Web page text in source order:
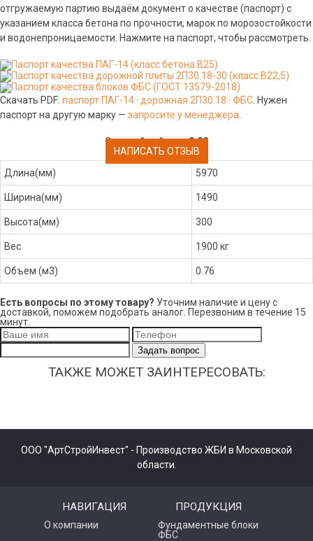
отгружаемую партию выдаём документ о качестве (паспорт) с
указанием класса бетона по прочности, марок по морозостойкости
и водонепроницаемости. Нажмите на паспорт, чтобы рассмотреть.
Скачать PDF: паспорт ПАГ-14 · дорожная 2П30.18 · ФБС . Нужен
паспорт на другую марку — запросите у менеджера
Средний рейтинг:0.00
НАПИСАТЬ ОТЗЫВ
Длина(мм)
5970
Ширина(мм) 1490
Высота(мм) 300
Вес 1900 кг
Объем (м3) 0.76
Есть вопросы по этому товару? Уточним наличие и цену с
доставкой, поможем подобрать аналог. Перезвоним в течение 15
минут.
Задать вопрос
ТАКЖЕ МОЖЕТ ЗАИНТЕРЕСОВАТЬ:
ООО "АртСтройИнвест" - Производство ЖБИ в Московской
области.
НАВИГАЦИЯ
О компании
ПРОДУКЦИЯ
Фундаментные блоки
ФБС